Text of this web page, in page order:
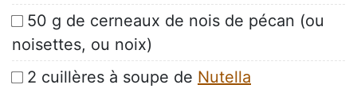
50 g de cerneaux de nois de pécan (ou
noisettes, ou noix)
2 cuillères à soupe de Nutella